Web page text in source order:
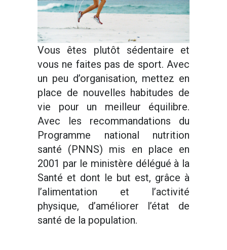
Vous êtes plutôt sédentaire et
vous ne faites pas de sport. Avec
un peu d’organisation, mettez en
place de nouvelles habitudes de
vie pour un meilleur équilibre.
Avec les recommandations du
Programme national nutrition
santé (PNNS) mis en place en
2001 par le ministère délégué à la
Santé et dont le but est, grâce à
l’alimentation et l’activité
physique, d’améliorer l’état de
santé de la population.